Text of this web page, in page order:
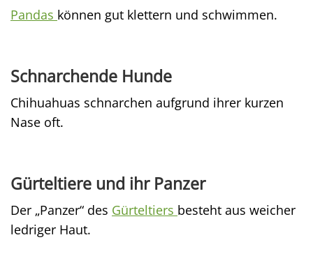
Pandas können gut klettern und schwimmen.
Schnarchende Hunde
Chihuahuas schnarchen aufgrund ihrer kurzen
Nase oft.
Gürteltiere und ihr Panzer
Der „Panzer“ des Gürteltiers besteht aus weicher
ledriger Haut.